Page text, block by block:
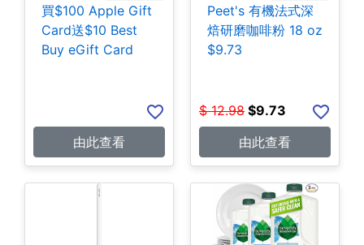
買$100 Apple Gift
Card送$10 Best
Buy eGift Card
由此查看
Peet's 有機法式深
焙研磨咖啡粉 18 oz
$9.73
$ 12.98 $9.73
由此查看